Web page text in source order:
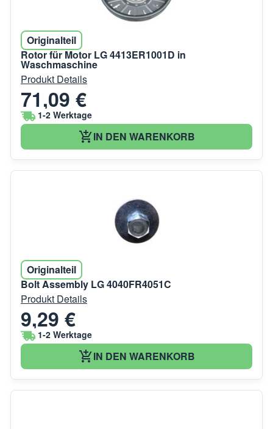
Originalteil
Rotor für Motor LG 4413ER1001D in
Waschmaschine
Produkt Details
71,09 €
1-2 Werktage
IN DEN WARENKORB
Originalteil
Bolt Assembly LG 4040FR4051C
Produkt Details
9,29 €
1-2 Werktage
IN DEN WARENKORB